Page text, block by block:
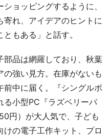
ョッピングするように、
寄れ、アイデアのヒントに
もある」と話す。
品は網羅しており、秋葉
の強い見方。在庫がないも
中に届く。『シングルボ
る小型PC『ラズベリーパ
円）が大人気で、子ども
の電子工作キット、プロ